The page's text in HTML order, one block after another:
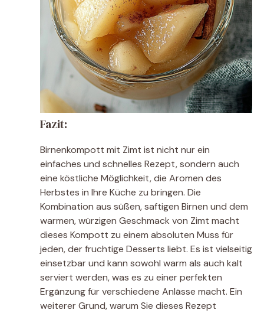
Fazit:
Birnenkompott mit Zimt ist nicht nur ein
einfaches und schnelles Rezept, sondern auch
eine köstliche Möglichkeit, die Aromen des
Herbstes in Ihre Küche zu bringen. Die
Kombination aus süßen, saftigen Birnen und dem
warmen, würzigen Geschmack von Zimt macht
dieses Kompott zu einem absoluten Muss für
jeden, der fruchtige Desserts liebt. Es ist vielseitig
einsetzbar und kann sowohl warm als auch kalt
serviert werden, was es zu einer perfekten
Ergänzung für verschiedene Anlässe macht. Ein
weiterer Grund, warum Sie dieses Rezept